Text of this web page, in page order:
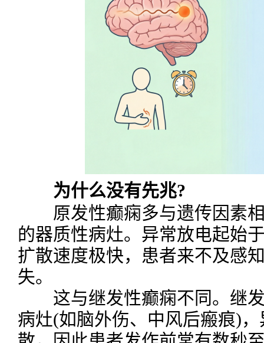
为什么没有先兆?
原发性癫痫多与遗传因素相
的器质性病灶。异常放电起始
扩散速度极快，患者来不及感
失。
这与继发性癫痫不同。继发
病灶(如脑外伤、中风后瘢痕)